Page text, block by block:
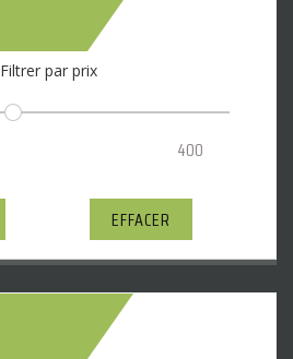
Filtrer par prix
EFFACER